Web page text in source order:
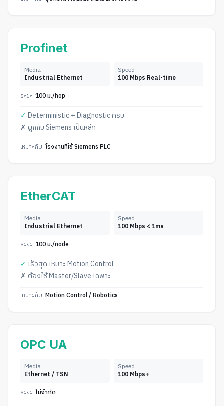
Profinet
Media
Industrial Ethernet
Speed
100 Mbps Real-time
ระยะ: 100 ม./hop
✓ Deterministic + Diagnostic ครบ
✗ ผูกกับ Siemens เป็นหลัก
เหมาะกับ: โรงงานที่ใช้ Siemens PLC
EtherCAT
Media
Industrial Ethernet
Speed
100 Mbps < 1ms
ระยะ: 100 ม./node
✓ เร็วสุด เหมาะ Motion Control
✗ ต้องใช้ Master/Slave เฉพาะ
เหมาะกับ: Motion Control / Robotics
OPC UA
Media
Ethernet / TSN
Speed
100 Mbps+
ระยะ: ไม่จำกัด